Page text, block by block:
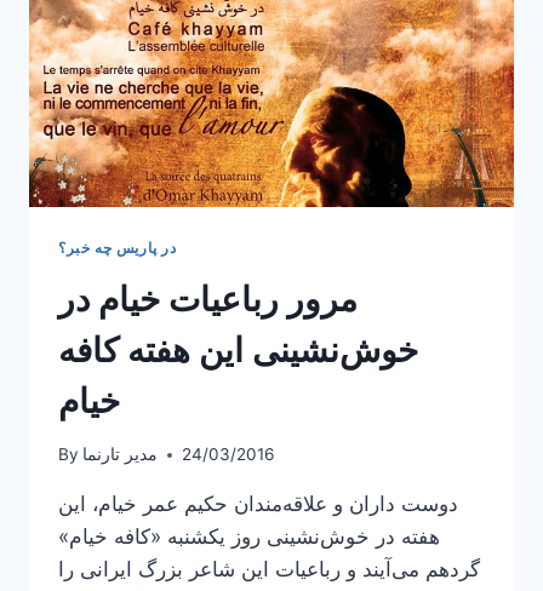
در پاریس چه خبر؟
مرور رباعیات خیام در
خوش‌نشینی این هفته کافه
خیام
By مدیر تارنما 24/03/2016
دوست داران و علاقه‌مندان حکیم عمر خیام، این
هفته در خوش‌نشینی روز یکشنبه «کافه خیام»
گردهم می‌آیند و رباعیات این شاعر بزرگ ایرانی را